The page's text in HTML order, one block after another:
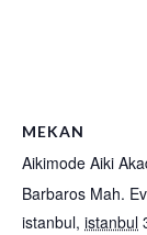
MEKAN
Aikimode Aiki
Barbaros Mah.
istanbul, istanbul